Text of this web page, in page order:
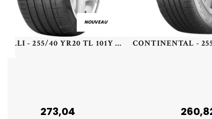
NOUVEAU
PIRELLI - 255/40 YR20 TL 101Y PI P-ZERO(MOES)NCS RF PZ4 - 2554020 - BBA
273,04